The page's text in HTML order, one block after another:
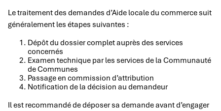
Le traitement des demandes d’Aide locale du commerce suit
généralement les étapes suivantes :
Dépôt du dossier complet auprès des services
concernés
Examen technique par les services de la Communauté
de Communes
Passage en commission d’attribution
Notification de la décision au demandeur
Il est recommandé de déposer sa demande avant d’engager